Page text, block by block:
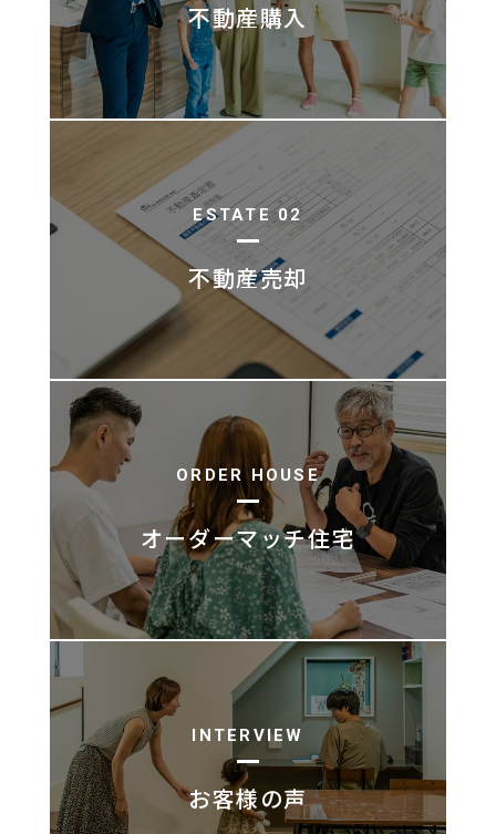
不動産購入
ESTATE 02
不動産売却
ORDER HOUSE
オーダーマッチ住宅
INTERVIEW
お客様の声